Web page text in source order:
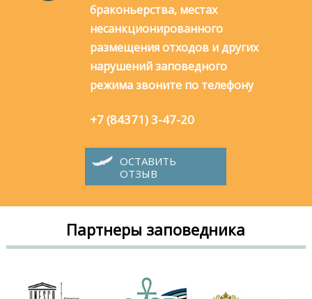
браконьерства, местах
несанкционированного
размещения отходов и других
нарушений заповедного
режима звоните по телефону
+7 (84371) 3-47-20
ОСТАВИТЬ
ОТЗЫВ
Партнеры заповедника